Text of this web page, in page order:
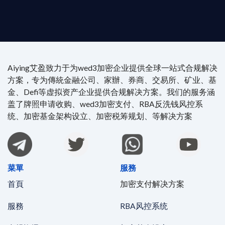
Aiying艾盈致力于为wed3加密企业提供全球一站式合规解决
方案，专为傳統金融公司、家辦、券商、交易所、矿业、基
金、Defi等虚拟资产企业提供合规解决方案。我们的服务涵
盖了牌照申请收购、wed3加密支付、RBA反洗钱风控系
统、加密基金架构设立、加密税筹规划、等解决方案
菜單
首頁
服務
服務
加密支付解决方案
RBA风控系统